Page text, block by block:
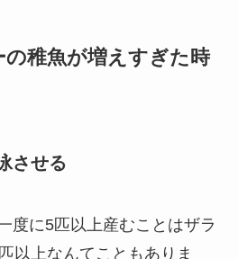
稚魚が増えすぎた時
させる
度に5匹以上産むことはザラ
以上なんてこともありま